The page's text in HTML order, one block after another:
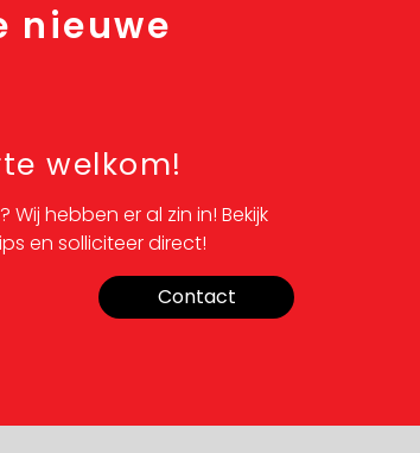
nieuwe
welkom!
hebben er al zin in! Bekijk
en solliciteer direct!
Contact